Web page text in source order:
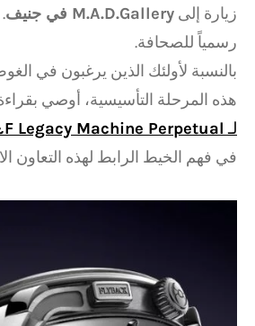
زيارة إلى M.A.D.Gallery في جنيف
رسمياً للصحافة.
بالنسبة لأولئك الذين يرغبون في
هذه المرحلة التأسيسية، أوصي
لـ Legacy Machine Perpetual
في فهم الخيط الرابط لهذه التعاون